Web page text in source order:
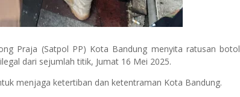
Praja (Satpol PP) Kota Bandung menyita ratusan botol
dari sejumlah titik, Jumat 16 Mei 2025.
menjaga ketertiban dan ketentraman Kota Bandung.